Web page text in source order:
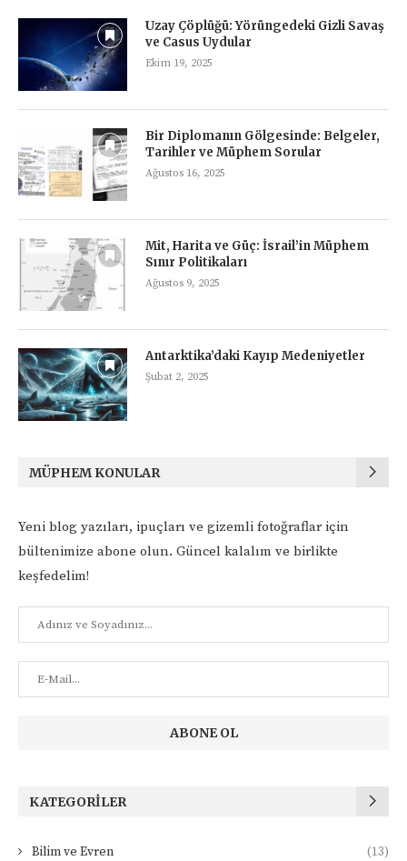
Uzay Çöplüğü: Yörüngedeki Gizli Savaş
ve Casus Uydular
Ekim 19, 2025
Bir Diplomanın Gölgesinde: Belgeler,
Tarihler ve Müphem Sorular
Ağustos 16, 2025
Mit, Harita ve Güç: İsrail’in Müphem
Sınır Politikaları
Ağustos 9, 2025
Antarktika’daki Kayıp Medeniyetler
Şubat 2, 2025
MÜPHEM KONULAR
Yeni blog yazıları, ipuçları ve gizemli fotoğraflar için
bültenimize abone olun. Güncel kalalım ve birlikte
keşfedelim!
KATEGORILER
Bilim ve Evren (13)